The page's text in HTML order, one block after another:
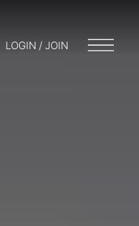
LOGIN / JOIN